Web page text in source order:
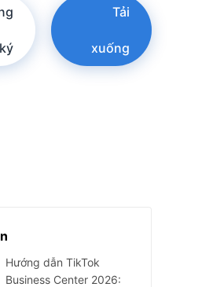
ký
Tải
xuống
Hướng dẫn TikTok
Business Center 2026: